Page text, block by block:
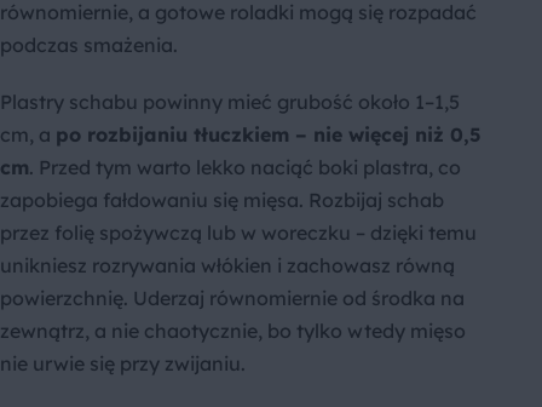
równomiernie, a gotowe roladki mogą się rozpadać
podczas smażenia.
Plastry schabu powinny mieć grubość około 1–1,5
cm, a po rozbijaniu tłuczkiem – nie więcej niż 0,5
cm. Przed tym warto lekko naciąć boki plastra, co
zapobiega fałdowaniu się mięsa. Rozbijaj schab
przez folię spożywczą lub w woreczku – dzięki temu
unikniesz rozrywania włókien i zachowasz równą
powierzchnię. Uderzaj równomiernie od środka na
zewnątrz, a nie chaotycznie, bo tylko wtedy mięso
nie urwie się przy zwijaniu.